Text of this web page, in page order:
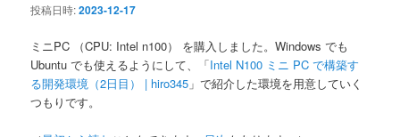
投稿日時:2023-12-17
ミニPC （CPU: Intel n100） を購入しました。Windows でも
Ubuntu でも使えるようにして、「Intel N100 ミニ PC で構築す
る開発環境（2日目） | hiro345 」で紹介した環境を用意していく
つもりです。